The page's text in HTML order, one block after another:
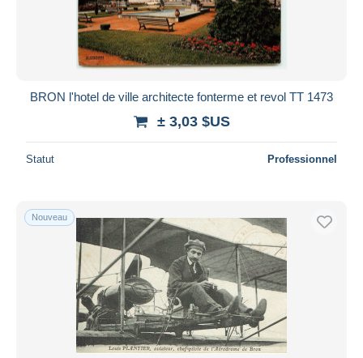
BRON l'hotel de ville architecte fonterme et revol TT 1473
± 3,03 $US
Statut Professionnel
Nouveau